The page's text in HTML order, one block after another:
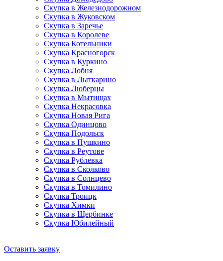
Скупка в Железнодорожном
Скупка в Жуковском
Скупка в Заречье
Скупка в Королеве
Скупка Котельники
Скупка Красногорск
Скупка в Куркино
Скупка Лобня
Скупка в Лыткарино
Скупка Люберцы
Скупка в Мытищах
Скупка Некрасовка
Скупка Новая Рига
Скупка Одинцово
Скупка Подольск
Скупка в Пушкино
Скупка в Реутове
Скупка Рублевка
Скупка в Сколково
Скупка в Солнцево
Скупка в Томилино
Скупка Троицк
Скупка Химки
Скупка в Щербинке
Скупка Юбилейный
Оставить заявку